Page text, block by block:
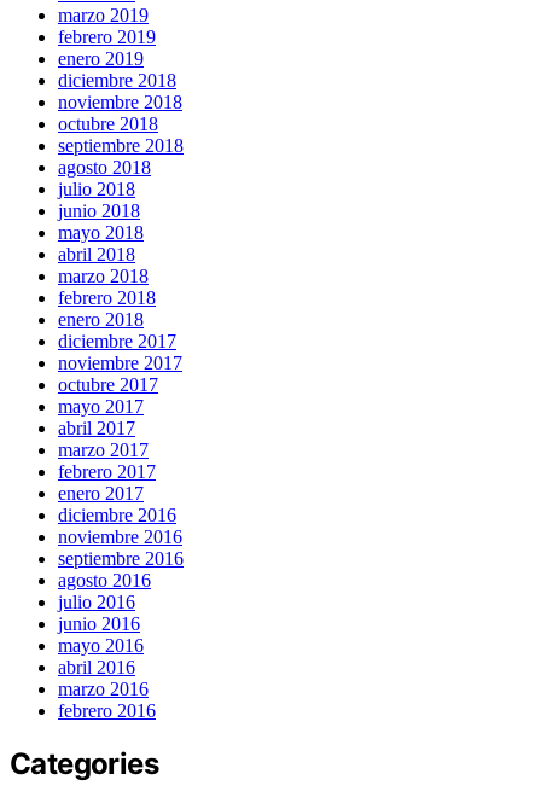
marzo 2019
febrero 2019
enero 2019
diciembre 2018
noviembre 2018
octubre 2018
septiembre 2018
agosto 2018
julio 2018
junio 2018
mayo 2018
abril 2018
marzo 2018
febrero 2018
enero 2018
diciembre 2017
noviembre 2017
octubre 2017
mayo 2017
abril 2017
marzo 2017
febrero 2017
enero 2017
diciembre 2016
noviembre 2016
septiembre 2016
agosto 2016
julio 2016
junio 2016
mayo 2016
abril 2016
marzo 2016
febrero 2016
Categories